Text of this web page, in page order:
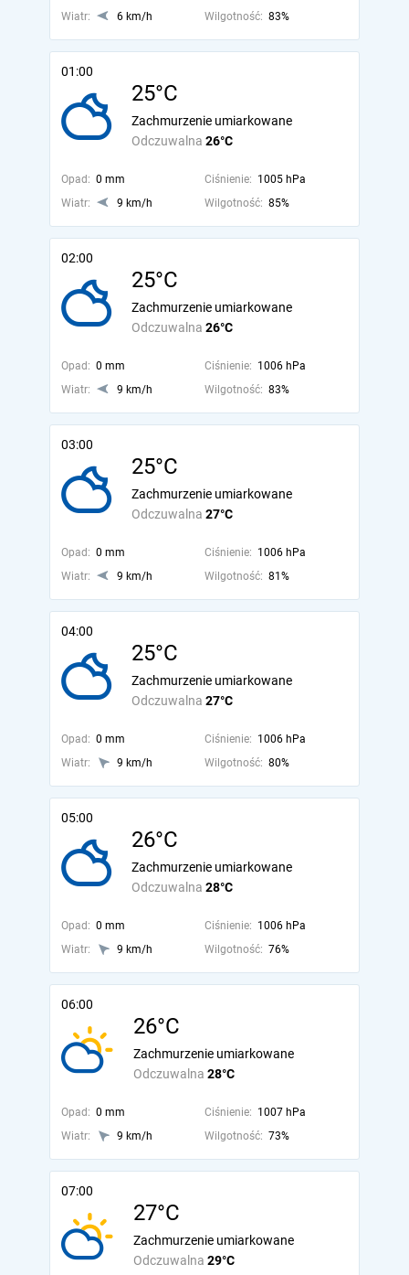
Wiatr:
6 km/h Wilgotność: 83%
01:00
25°C
Odczuwalna 26°C
Zachmurzenie umiarkowane
Opad: 0 mm Ciśnienie: 1005 hPa
Wiatr:
9 km/h Wilgotność: 85%
02:00
25°C
Odczuwalna 26°C
Zachmurzenie umiarkowane
Opad: 0 mm Ciśnienie: 1006 hPa
Wiatr:
9 km/h Wilgotność: 83%
03:00
25°C
Odczuwalna 27°C
Zachmurzenie umiarkowane
Opad: 0 mm Ciśnienie: 1006 hPa
Wiatr:
9 km/h Wilgotność: 81%
04:00
25°C
Odczuwalna 27°C
Zachmurzenie umiarkowane
Opad: 0 mm Ciśnienie: 1006 hPa
Wiatr:
9 km/h Wilgotność: 80%
05:00
26°C
Odczuwalna 28°C
Zachmurzenie umiarkowane
Opad: 0 mm Ciśnienie: 1006 hPa
Wiatr:
9 km/h Wilgotność: 76%
06:00
26°C
Odczuwalna 28°C
Zachmurzenie umiarkowane
Opad: 0 mm Ciśnienie: 1007 hPa
Wiatr:
9 km/h Wilgotność: 73%
07:00
27°C
Odczuwalna 29°C
Zachmurzenie umiarkowane